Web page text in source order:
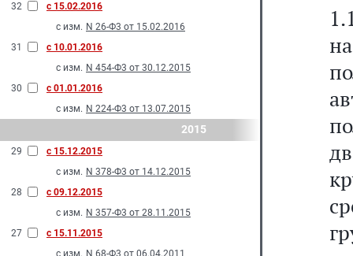
32
с 15.02.2016
с изм. N 26-Ф3 от 15.02.2016
31
с 10.01.2016
с изм. N 454-Ф3 от 30.12.2015
30
с 01.01.2016
с изм. N 224-Ф3 от 13.07.2015
2015
29
с 15.12.2015
с изм. N 378-Ф3 от 14.12.2015
28
с 09.12.2015
с изм. N 357-Ф3 от 28.11.2015
27
с 15.11.2015
с изм. N 68-Ф3 от 06.04.2011